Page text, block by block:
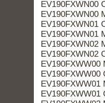
EV190FXWN00
EV190FXWN00
EV190FXWN01
EV190FXWN01
EV190FXWN02
EV190FXWN02
EV190FXWW00
EV190FXWW00
EV190FXWW01
EV190FXWW01